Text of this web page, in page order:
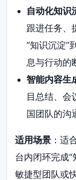
自动化知识
跟进任务、
“知识沉淀”
息与行动的
智能内容生
目总结、会
国团队的沟
适用场景 ：适
台内闭环完成
敏捷型团队或